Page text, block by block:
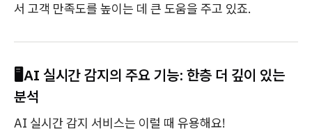
서 고객 만족도를 높이는 데 큰 도움을 주고 있죠.
🖥️AI 실시간 감지의 주요 기능: 한층 더 깊이 있는
분석
AI 실시간 감지 서비스는 이럴 때 유용해요!